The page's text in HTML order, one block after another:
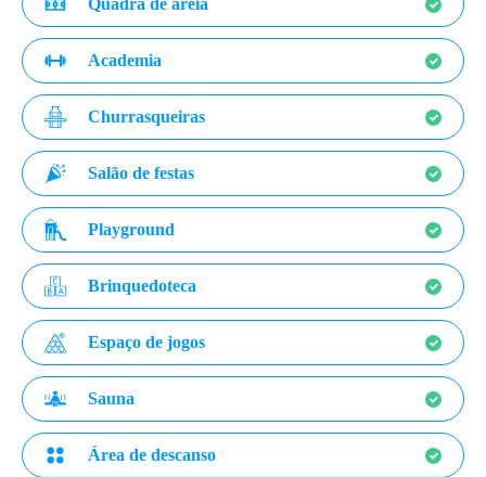
Quadra de areia
Academia
Churrasqueiras
Salão de festas
Playground
Brinquedoteca
Espaço de jogos
Sauna
Área de descanso